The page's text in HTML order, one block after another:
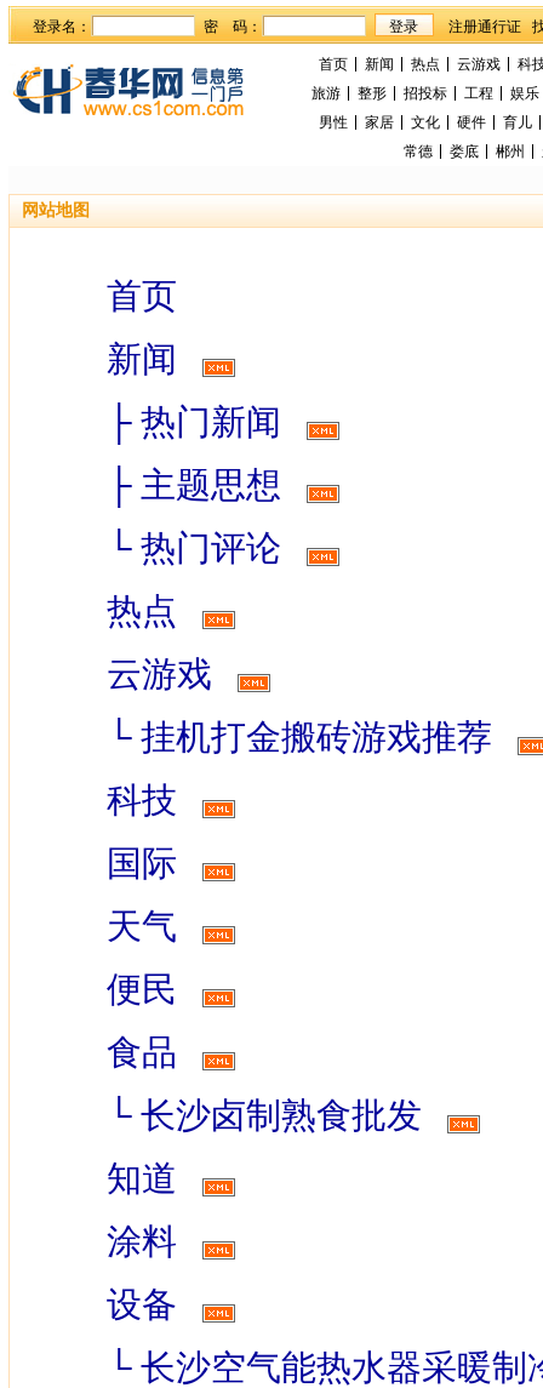
登录名： 密 码：
首页 新闻 热点 云游戏
科
旅游
整形 招投标 工程
娱乐
男性
家居 文化 硬件
育儿
常德
娄底 郴州
网站地图
首页
新闻
├ 热门新闻
├ 主题思想
└ 热门评论
热点
云游戏
└ 挂机打金搬砖游戏推荐
科技
国际
天气
便民
食品
└ 长沙卤制熟食批发
知道
涂料
设备
└ 长沙空气能热水器采暖制